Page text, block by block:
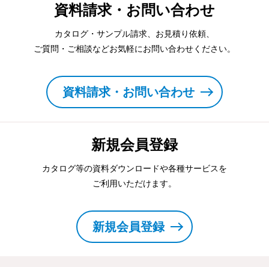
資料請求・お問い合わせ
カタログ・サンプル請求、お見積り依頼、
ご質問・ご相談などお気軽にお問い合わせください。
資料請求・お問い合わせ
新規会員登録
カタログ等の資料ダウンロードや各種サービスを
ご利用いただけます。
新規会員登録